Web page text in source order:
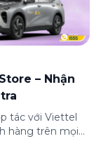
– Nhận
tác với Viettel
hàng trên mọi